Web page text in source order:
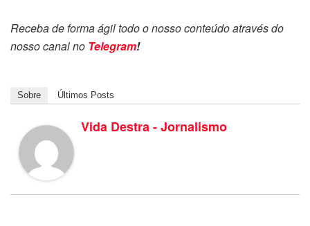
Receba de forma ágil todo o nosso conteúdo através do
nosso canal no Telegram!
Sobre Últimos Posts
Vida Destra - Jornalismo